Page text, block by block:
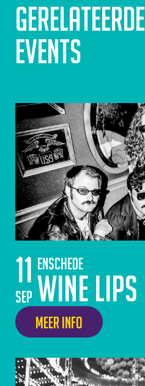
Gerelateerde
events
11
sep
Enschede
Wine Lips
Meer info